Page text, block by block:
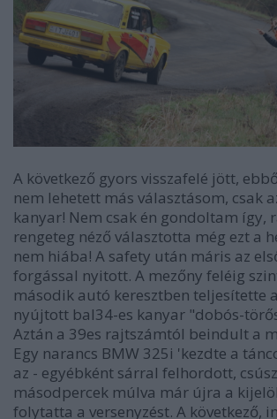
A következő gyors visszafelé jött,
nem lehetett más választásom, csak
kanyar! Nem csak én gondoltam így,
rengeteg néző választotta még ezt a
nem hiába! A safety után máris az
forgással nyitott. A mezőny feléig
második autó keresztben teljesítette
nyújtott bal34-es kanyar "dobós-
Aztán a 39es rajtszámtól beindult a
Egy narancs BMW 325i 'kezdte a
az - egyébként sárral felhordott,
másodpercek múlva már újra a
folytatta a versenyzést. A következő,